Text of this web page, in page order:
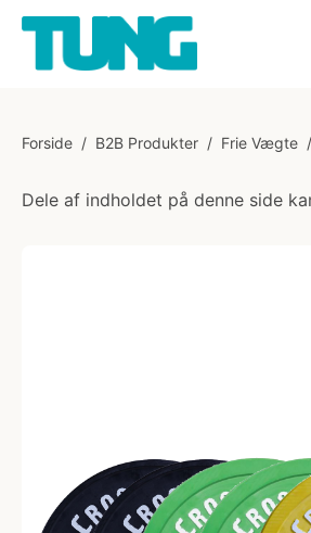
Forside / B2B Produkter / Frie Vægte /
Dele af indholdet på denne side